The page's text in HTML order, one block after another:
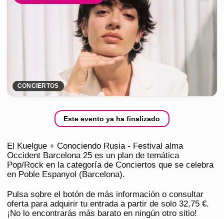
CONCIERTOS
Este evento ya ha finalizado
El Kuelgue + Conociendo Rusia - Festival alma
Occident Barcelona 25 es un plan de temática
Pop/Rock en la categoría de Conciertos que se celebra
en Poble Espanyol (Barcelona).
Pulsa sobre el botón de más información o consultar
oferta para adquirir tu entrada a partir de solo 32,75 €.
¡No lo encontrarás más barato en ningún otro sitio!